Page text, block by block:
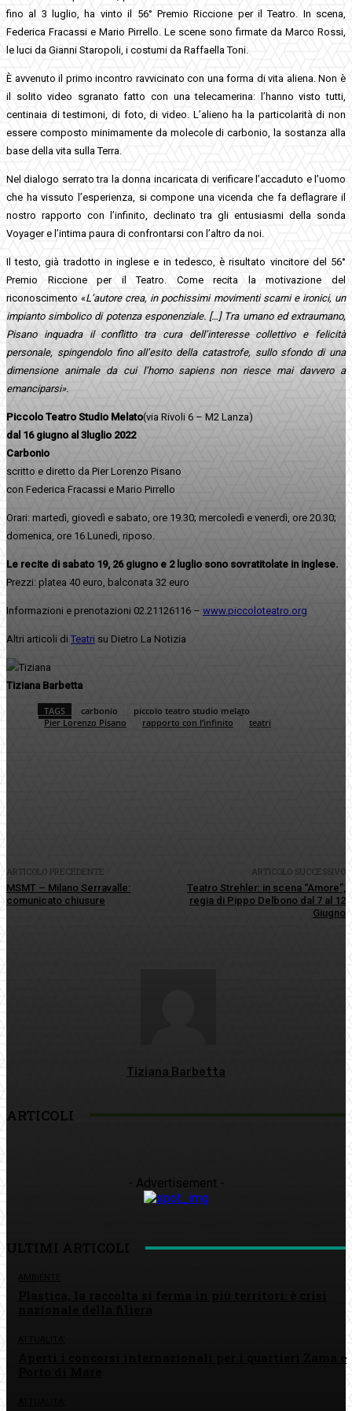
fino al 3 luglio, ha vinto il 56° Premio Riccione per il Teatro. In scena,
Federica Fracassi e Mario Pirrello. Le scene sono firmate da Marco Rossi,
le luci da Gianni Staropoli, i costumi da Raffaella Toni.
È avvenuto il primo incontro ravvicinato con una forma di vita aliena. Non è
il solito video sgranato fatto con una telecamerina: l’hanno visto tutti,
centinaia di testimoni, di foto, di video. L’alieno ha la particolarità di non
essere composto minimamente da molecole di carbonio, la sostanza alla
base della vita sulla Terra.
Nel dialogo serrato tra la donna incaricata di verificare l’accaduto e l’uomo
che ha vissuto l’esperienza, si compone una vicenda che fa deflagrare il
nostro rapporto con l’infinito, declinato tra gli entusiasmi della sonda
Voyager e l’intima paura di confrontarsi con l’altro da noi.
Il testo, già tradotto in inglese e in tedesco, è risultato vincitore del 56°
Premio Riccione per il Teatro. Come recita la motivazione del
riconoscimento «L’autore crea, in pochissimi movimenti scarni e ironici, un
impianto simbolico di potenza esponenziale. […] Tra umano ed extraumano,
Pisano inquadra il conflitto tra cura dell’interesse collettivo e felicità
personale, spingendolo fino all’esito della catastrofe, sullo sfondo di una
dimensione animale da cui l’homo sapiens non riesce mai davvero a
emanciparsi».
Piccolo Teatro Studio Melato(via Rivoli 6 – M2 Lanza)
dal 16 giugno al 3luglio 2022
Carbonio
scritto e diretto da Pier Lorenzo Pisano
con Federica Fracassi e Mario Pirrello
Orari: martedì, giovedì e sabato, ore 19.30; mercoledì e venerdì, ore 20.30;
domenica, ore 16.Lunedì, riposo.
Le recite di sabato 19, 26 giugno e 2 luglio sono sovratitolate in inglese.
Prezzi: platea 40 euro, balconata 32 euro
Informazioni e prenotazioni 02.21126116 – www.piccoloteatro.org
Altri articoli di Teatri su Dietro La Notizia
Tiziana Barbetta
TAGS carbonio
piccolo teatro studio melato
Pier Lorenzo Pisano
rapporto con l’infinito teatri
ARTICOLO PRECEDENTE
MSMT – Milano Serravalle:
comunicato chiusure
ARTICOLO SUCCESSIVO
Teatro Strehler: in scena “Amore”,
regia di Pippo Delbono dal 7 al 12
Giugno
Tiziana Barbetta
ARTICOLI
- Advertisement -
Aperti i concorsi internazionali per i quartieri Zama e